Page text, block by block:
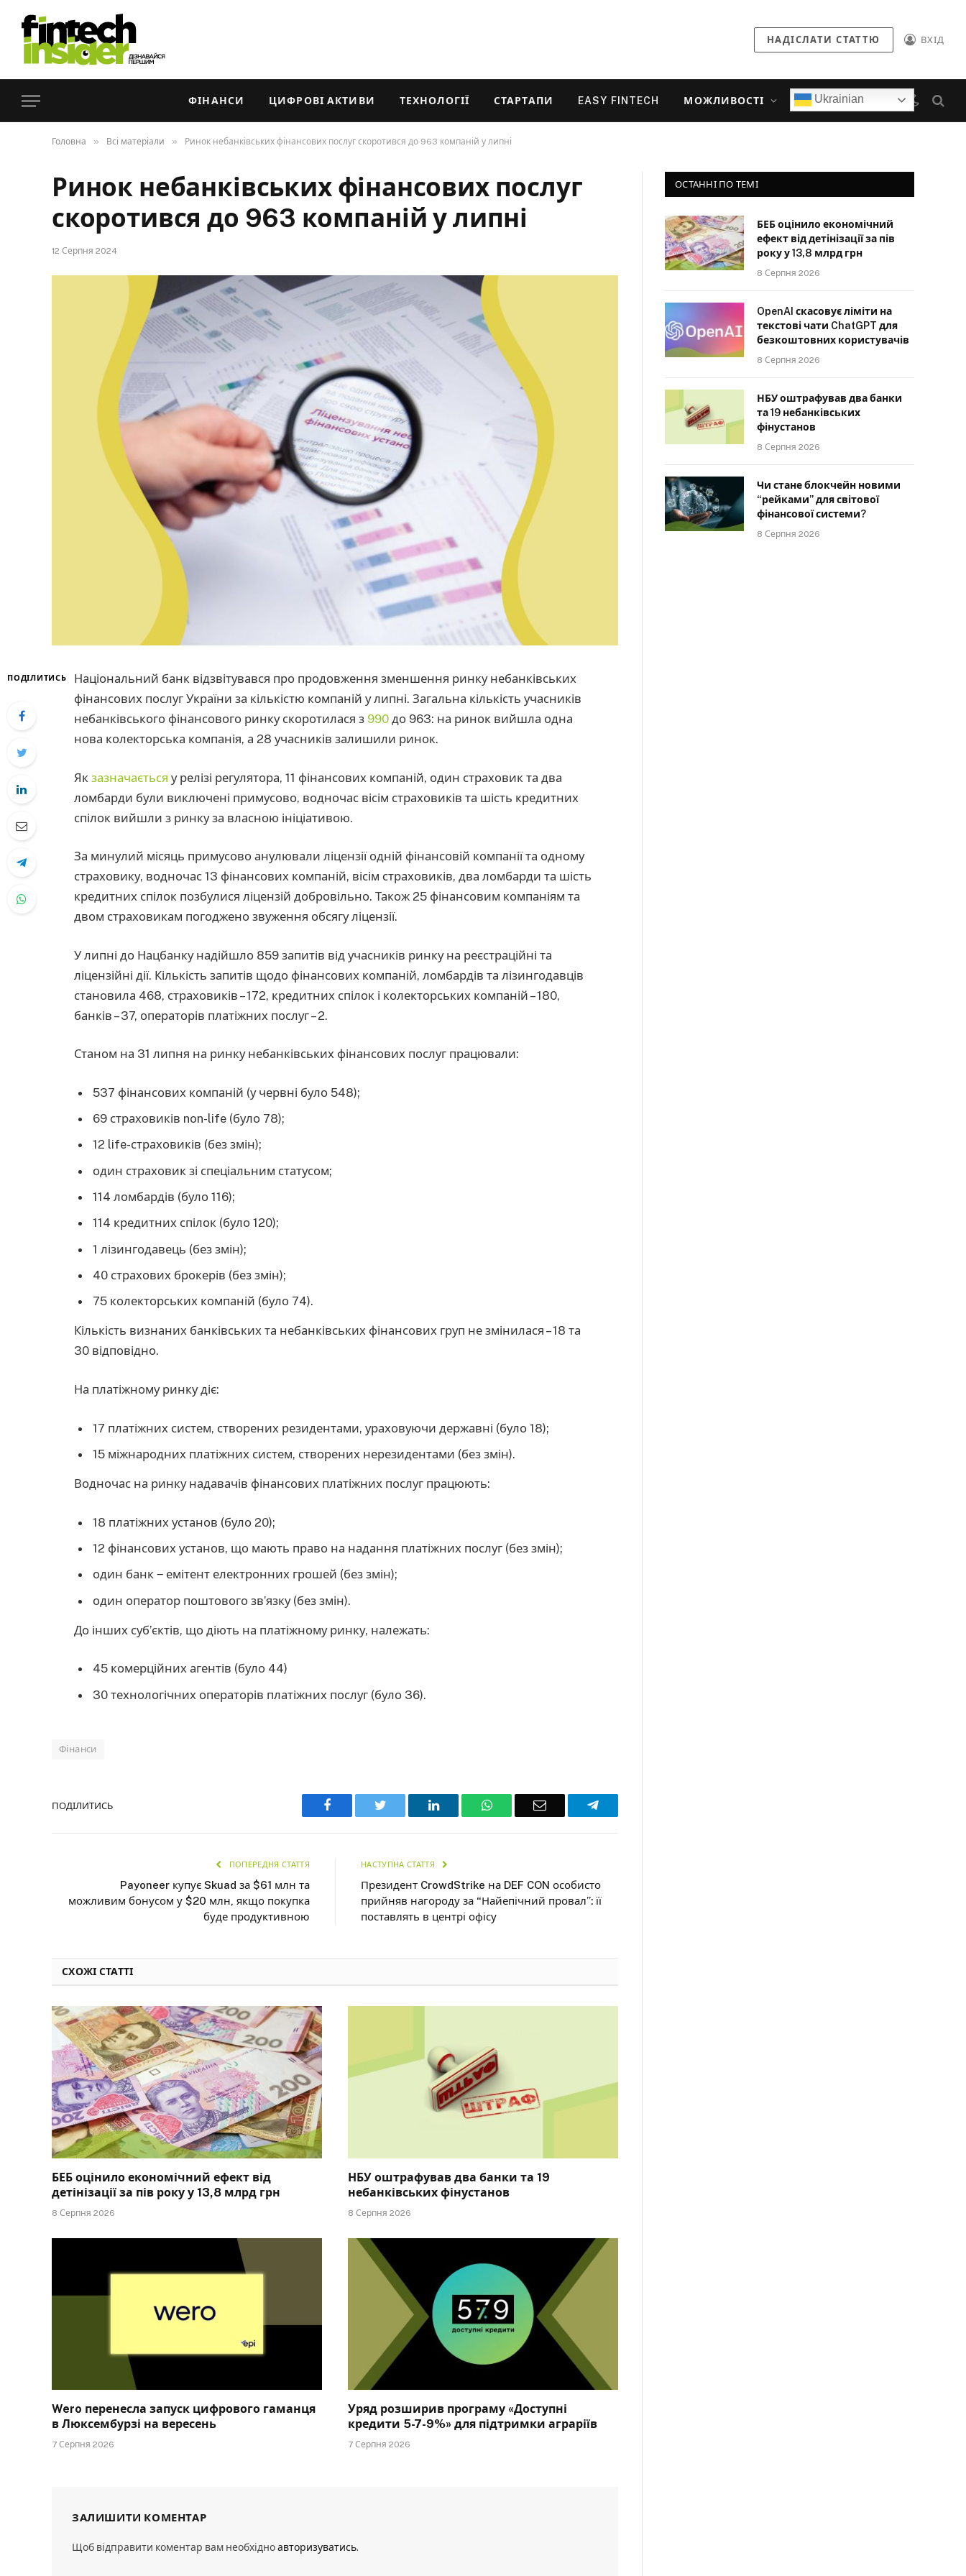
НАДІСЛАТИ СТАТТЮ ВХІД
ФІНАНСИ ЦИФРОВІ АКТИВИ ТЕХНОЛОГІЇ СТАРТАПИ EASY FINTECH МОЖЛИВОСТІ Ukrainian
Головна » Всі матеріали » Ринок небанківських фінансових послуг скоротився до 963 компаній у липні
Ринок небанківських фінансових послуг
скоротився до 963 компаній у липні
12 Серпня 2024
ПОДІЛИТИСЬ
Національний банк відзвітувався про продовження зменшення ринку небанківських
фінансових послуг України за кількістю компаній у липні. Загальна кількість учасників
небанківського фінансового ринку скоротилася з 990 до 963: на ринок вийшла одна
нова колекторська компанія, а 28 учасників залишили ринок.
Як зазначається у релізі регулятора, 11 фінансових компаній, один страховик та два
ломбарди були виключені примусово, водночас вісім страховиків та шість кредитних
спілок вийшли з ринку за власною ініціативою.
За минулий місяць примусово анулювали ліцензії одній фінансовій компанії та одному
страховику, водночас 13 фінансових компаній, вісім страховиків, два ломбарди та шість
кредитних спілок позбулися ліцензій добровільно. Також 25 фінансовим компаніям та
двом страховикам погоджено звуження обсягу ліцензії.
У липні до Нацбанку надійшло 859 запитів від учасників ринку на реєстраційні та
ліцензійні дії. Кількість запитів щодо фінансових компаній, ломбардів та лізингодавців
становила 468, страховиків – 172, кредитних спілок і колекторських компаній – 180,
банків – 37, операторів платіжних послуг – 2.
Станом на 31 липня на ринку небанківських фінансових послуг працювали:
537 фінансових компаній (у червні було 548);
69 страховиків non-life (було 78);
12 life-страховиків (без змін);
один страховик зі спеціальним статусом;
114 ломбардів (було 116);
114 кредитних спілок (було 120);
1 лізингодавець (без змін);
40 страхових брокерів (без змін);
75 колекторських компаній (було 74).
Кількість визнаних банківських та небанківських фінансових груп не змінилася – 18 та
30 відповідно.
На платіжному ринку діє:
17 платіжних систем, створених резидентами, ураховуючи державні (було 18);
15 міжнародних платіжних систем, створених нерезидентами (без змін).
Водночас на ринку надавачів фінансових платіжних послуг працюють:
18 платіжних установ (було 20);
12 фінансових установ, що мають право на надання платіжних послуг (без змін);
один банк ‒ емітент електронних грошей (без змін);
один оператор поштового зв’язку (без змін).
До інших суб’єктів, що діють на платіжному ринку, належать:
45 комерційних агентів (було 44)
30 технологічних операторів платіжних послуг (було 36).
Фінанси
ПОДІЛИТИСЬ Facebook Twitter LinkedIn WhatsAppEmail Telegram
ПОПЕРЕДНЯ СТАТТЯ
Payoneer купує Skuad за $61 млн та
можливим бонусом у $20 млн, якщо покупка
буде продуктивною
НАСТУПНА СТАТТЯ
Президент CrowdStrike на DEF CON особисто
прийняв нагороду за “Найепічний провал”: її
поставлять в центрі офісу
СХОЖІ СТАТТІ
БЕБ оцінило економічний ефект від
детінізації за пів року у 13,8 млрд грн
8 Серпня 2026
НБУ оштрафував два банки та 19
небанківських фінустанов
8 Серпня 2026
Wero перенесла запуск цифрового гаманця
в Люксембурзі на вересень
7 Серпня 2026
Уряд розширив програму «Доступні
кредити 5-7-9%» для підтримки аграріїв
7 Серпня 2026
ЗАЛИШИТИ КОМЕНТАР
Щоб відправити коментар вам необхідноавторизуватись.
ОСТАННІ ПО ТЕМІ
БЕБ оцінило економічний
ефект від детінізації за пів
року у 13,8 млрд грн
8 Серпня 2026
OpenAI скасовує ліміти на
текстові чати ChatGPT для
безкоштовних користувачів
8 Серпня 2026
НБУ оштрафував два банки
та 19 небанківських
фінустанов
8 Серпня 2026
Чи стане блокчейн новими
“рейками” для світової
фінансової системи?
8 Серпня 2026